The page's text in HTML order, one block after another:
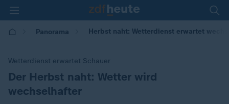
Panorama Herbst naht: Wetterdienst erwartet
Wetterdienst erwartet Schauer
:Der Herbst naht: Wetter wird
wechselhafter